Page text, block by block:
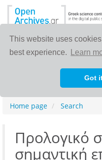
This website uses
best experience.
Learn
Got
Home page Search
Προλογικό
σημαντική